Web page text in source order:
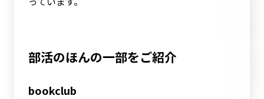
部活のほんの一部をご紹介
bookclub